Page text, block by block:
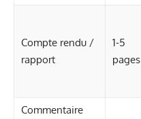
Compte rendu /
rapport
1-5
pages
Commentaire